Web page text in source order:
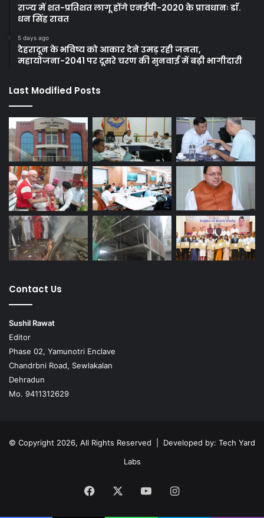
राज्य में शत-प्रतिशत लागू होंगे एनईपी-2020 के प्रावधानः डाॅ.
धन सिंह रावत
5 days ago
देहरादून के भविष्य को आकार देने उमड़ रही जनता,
महायोजना-2041 पर दूसरे चरण की सुनवाई में बढ़ी भागीदारी
Last Modified Posts
Contact Us
Sushil Rawat
Editor
Phase 02, Yamunotri Enclave
Chandrbni Road, Sewlakalan
Dehradun
Mo. 9411312629
© Copyright 2026, All Rights Reserved | Developed by: Tech Yard
Labs
Facebook YouTubeInstagram